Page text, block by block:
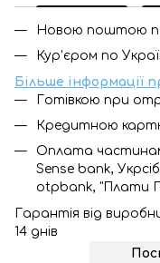
Новою поштою по
Кур'єром по
Більше інформації
Готівкою при
Кредитною
Оплата
Sense bank,
otpbank, "Плати
Гарантія від
14 днів